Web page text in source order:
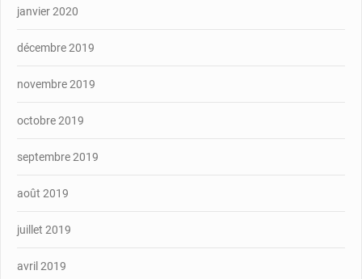
janvier 2020
décembre 2019
novembre 2019
octobre 2019
septembre 2019
août 2019
juillet 2019
avril 2019